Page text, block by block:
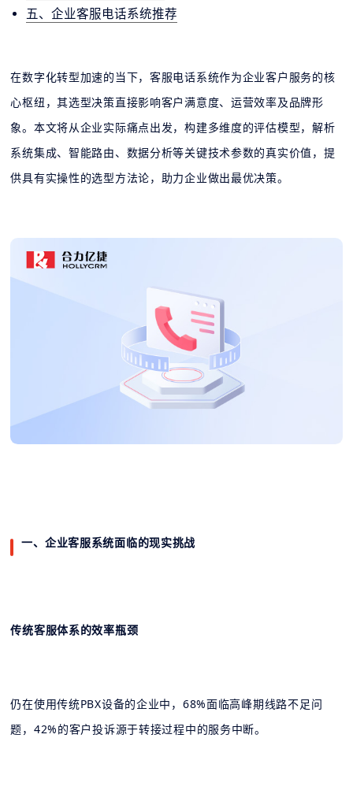
五、企业客服电话系统推荐
在数字化转型加速的当下，客服电话系统作为企业客户服务的核
心枢纽，其选型决策直接影响客户满意度、运营效率及品牌形
象。本文将从企业实际痛点出发，构建多维度的评估模型，解析
系统集成、智能路由、数据分析等关键技术参数的真实价值，提
供具有实操性的选型方法论，助力企业做出最优决策。
一、企业客服系统面临的现实挑战
传统客服体系的效率瓶颈
仍在使用传统PBX设备的企业中，68%面临高峰期线路不足问
题，42%的客户投诉源于转接过程中的服务中断。